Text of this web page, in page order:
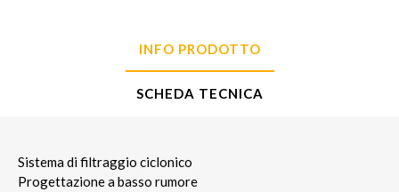
INFO PRODOTTO
SCHEDA TECNICA
Sistema di filtraggio ciclonico
Progettazione a basso rumore